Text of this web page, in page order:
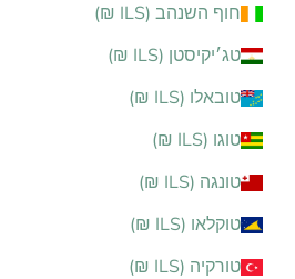
חוף השנהב (ILS ₪)
טג׳יקיסטן (ILS ₪)
טובאלו (ILS ₪)
טוגו (ILS ₪)
טונגה (ILS ₪)
טוקלאו (ILS ₪)
טורקיה (ILS ₪)